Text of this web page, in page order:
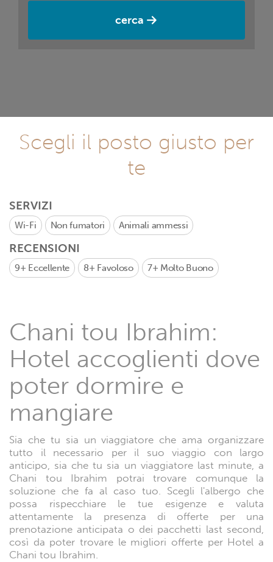
cerca
Scegli il posto giusto per
te
SERVIZI
Wi-Fi Non fumatori Animali ammessi
RECENSIONI
9+ Eccellente 8+ Favoloso 7+ Molto Buono
Chani tou Ibrahim:
Hotel accoglienti dove
poter dormire e
mangiare
Sia che tu sia un viaggiatore che ama organizzare
tutto il necessario per il suo viaggio con largo
anticipo, sia che tu sia un viaggiatore last minute, a
Chani tou Ibrahim potrai trovare comunque la
soluzione che fa al caso tuo. Scegli l'albergo che
possa rispecchiare le tue esigenze e valuta
attentamente la presenza di offerte per una
prenotazione anticipata o dei pacchetti last second,
così da poter trovare le migliori offerte per Hotel a
Chani tou Ibrahim.